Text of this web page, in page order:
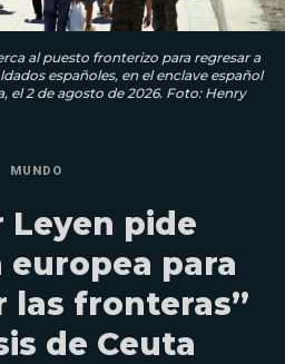
al puesto fronterizo para regresar a
españoles, en el enclave español
el 2 de agosto de 2026. Foto: Henry
MUNDO
Leyen pide
europea para
las fronteras”
de Ceuta